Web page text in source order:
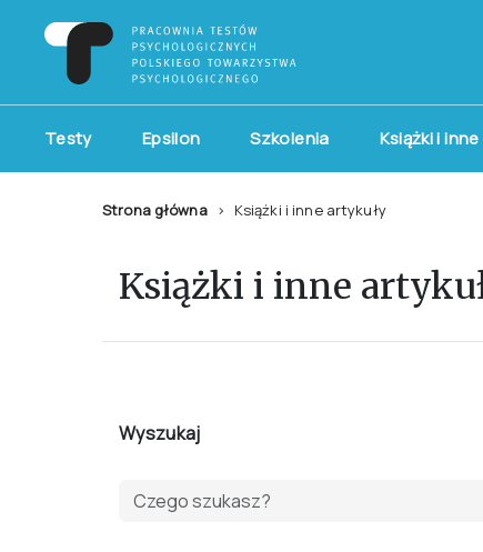
Testy Epsilon Szkolenia Książki i
Strona główna Książki i inne artykuły
Książki i inne
Wyszukaj